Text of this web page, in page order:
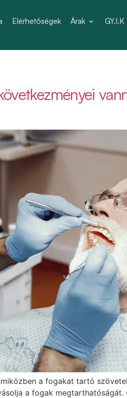
Elérhetőségek Árak GY.I.K
a fogakat tartó
a fogak